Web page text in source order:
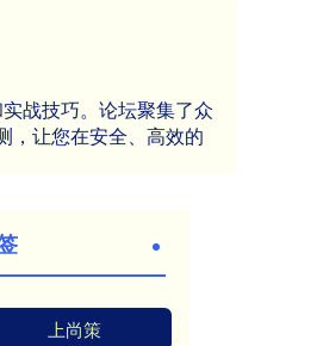
战技巧。论坛聚集了众
，让您在安全、高效的
上尚策